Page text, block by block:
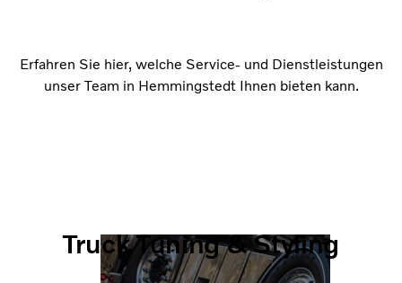
Erfahren Sie hier, welche Service- und Dienstleistungen
unser Team in Hemmingstedt Ihnen bieten kann.
Truck Tuning & Styling